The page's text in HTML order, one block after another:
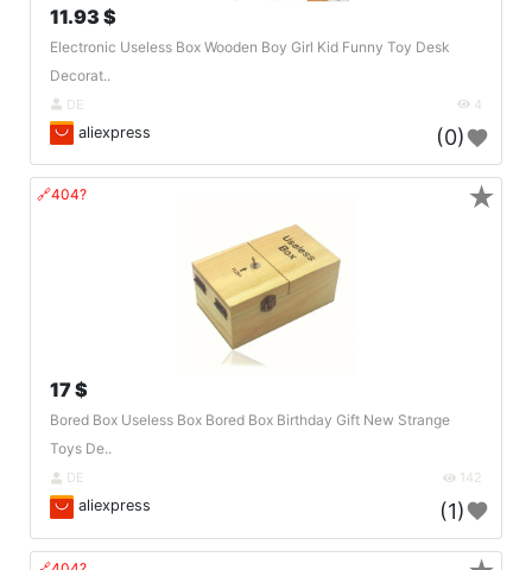
11.93 $
Electronic Useless Box Wooden Boy Girl Kid Funny Toy Desk
Decorat..
DE 4
aliexpress (0)
🔗404?
17 $
Bored Box Useless Box Bored Box Birthday Gift New Strange
Toys De..
DE 142
aliexpress (1)
★